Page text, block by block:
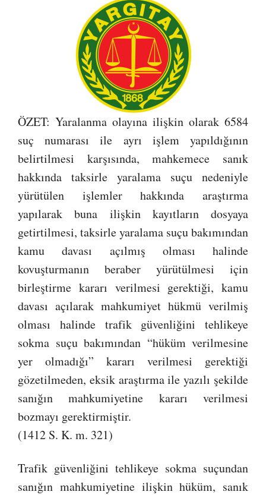
ÖZET: Yaralanma olayına ilişkin olarak 6584
suç numarası ile ayrı işlem yapıldığının
belirtilmesi karşısında, mahkemece sanık
hakkında taksirle yaralama suçu nedeniyle
yürütülen işlemler hakkında araştırma
yapılarak buna ilişkin kayıtların dosyaya
getirtilmesi, taksirle yaralama suçu bakımından
kamu davası açılmış olması halinde
kovuşturmanın beraber yürütülmesi için
birleştirme kararı verilmesi gerektiği, kamu
davası açılarak mahkumiyet hükmü verilmiş
olması halinde trafik güvenliğini tehlikeye
sokma suçu bakımından “hüküm verilmesine
yer olmadığı” kararı verilmesi gerektiği
gözetilmeden, eksik araştırma ile yazılı şekilde
sanığın mahkumiyetine kararı verilmesi
bozmayı gerektirmiştir.
(1412 S. K. m. 321)
Trafik güvenliğini tehlikeye sokma suçundan
sanığın mahkumiyetine ilişkin hüküm, sanık